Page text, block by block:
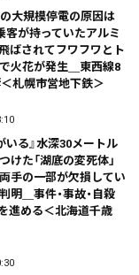
の大規模停電の原因は
客が持っていたアルミ
ばされてフワフワとト
火花が発生＿東西線8
札幌市営地下鉄＞
いる』水深30メートル
けた「湖底の変死体」
手の一部が欠損してい
明＿事件・事故・自殺
進める＜北海道千歳